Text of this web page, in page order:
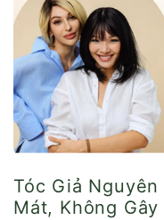
Tóc Giả
Mát, Không